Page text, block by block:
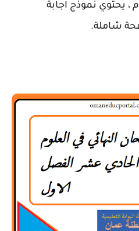
العام الدراسي 2024-2025م ، يحتوي نموذج اجابة